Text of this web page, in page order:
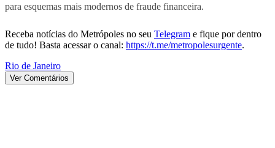
para esquemas mais modernos de fraude financeira.
Receba notícias do Metrópoles no seu Telegram e fique por dentro
de tudo! Basta acessar o canal: https://t.me/metropolesurgente.
Rio de Janeiro
Ver Comentários